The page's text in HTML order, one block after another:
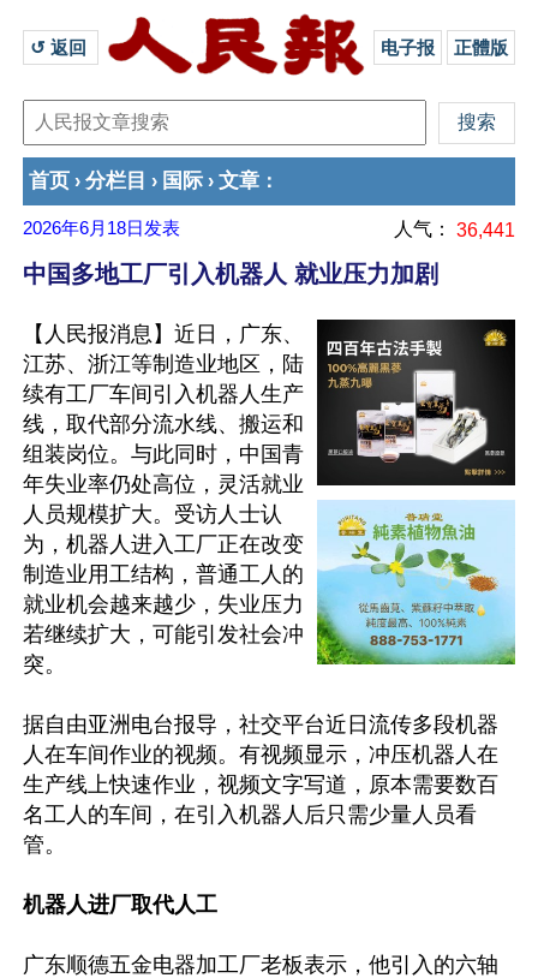
↺ 返回 电子报 正體版
首页 › 分栏目 › 国际 › 文章 ：
2026年6月18日 发表 人气： 36,441
中国多地工厂引入机器人 就业压力加剧
【人民报消息】近日，广东、
江苏、浙江等制造业地区，陆
续有工厂车间引入机器人生产
线，取代部分流水线、搬运和
组装岗位。与此同时，中国青
年失业率仍处高位，灵活就业
人员规模扩大。受访人士认
为，机器人进入工厂正在改变
制造业用工结构，普通工人的
就业机会越来越少，失业压力
若继续扩大，可能引发社会冲
突。
据自由亚洲电台报导，社交平台近日流传多段机器
人在车间作业的视频。有视频显示，冲压机器人在
生产线上快速作业，视频文字写道，原本需要数百
名工人的车间，在引入机器人后只需少量人员看
管。
机器人进厂取代人工
广东顺德五金电器加工厂老板表示，他引入的六轴